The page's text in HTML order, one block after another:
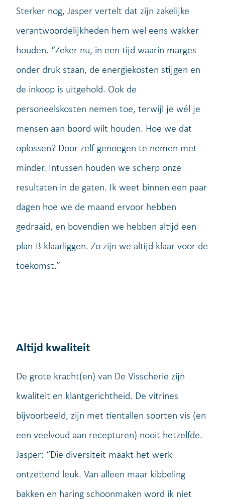
Sterker nog, Jasper vertelt dat zijn zakelijke
verantwoordelijkheden hem wel eens wakker
houden. “Zeker nu, in een tijd waarin marges
onder druk staan, de energiekosten stijgen en
de inkoop is uitgehold. Ook de
personeelskosten nemen toe, terwijl je wél je
mensen aan boord wilt houden. Hoe we dat
oplossen? Door zelf genoegen te nemen met
minder. Intussen houden we scherp onze
resultaten in de gaten. Ik weet binnen een paar
dagen hoe we de maand ervoor hebben
gedraaid, en bovendien we hebben altijd een
plan-B klaarliggen. Zo zijn we altijd klaar voor de
toekomst.”
Altijd kwaliteit
De grote kracht(en) van De Visscherie zijn
kwaliteit en klantgerichtheid. De vitrines
bijvoorbeeld, zijn met tientallen soorten vis (en
een veelvoud aan recepturen) nooit hetzelfde.
Jasper: “Die diversiteit maakt het werk
ontzettend leuk. Van alleen maar kibbeling
bakken en haring schoonmaken word ik niet